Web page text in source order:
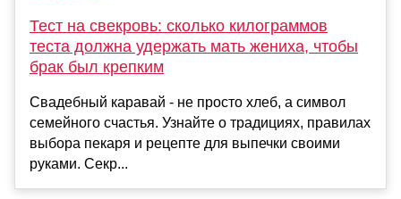
Тест на свекровь: сколько килограммов
теста должна удержать мать жениха, чтобы
брак был крепким
Свадебный каравай - не просто хлеб, а символ
семейного счастья. Узнайте о традициях, правилах
выбора пекаря и рецепте для выпечки своими
руками. Секр...